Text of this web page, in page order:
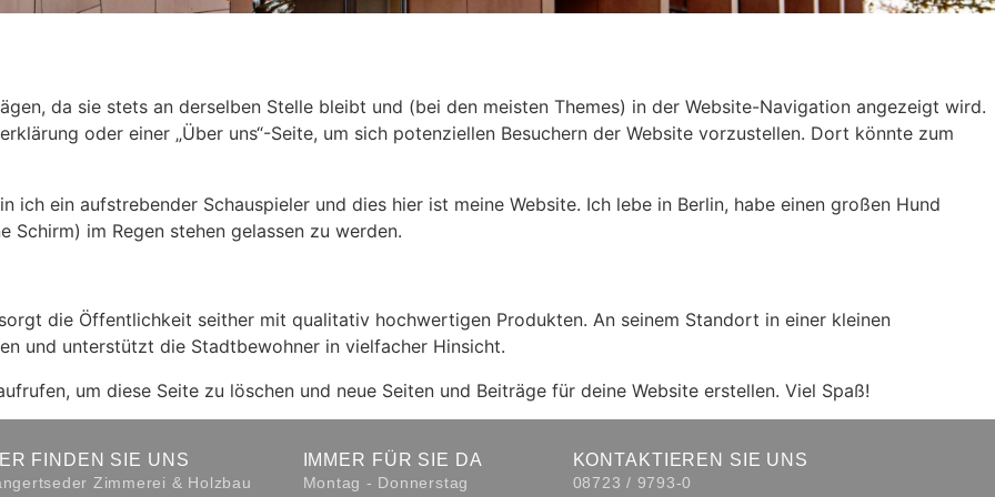
da sie stets an derselben Stelle bleibt und (bei den meisten Themes) in der Website-Navigation angezeigt wird.
oder einer „Über uns“-Seite, um sich potenziellen Besuchern der Website vorzustellen. Dort könnte zum
ich ein aufstrebender Schauspieler und dies hier ist meine Website. Ich lebe in Berlin, habe einen großen Hund
Schirm) im Regen stehen gelassen zu werden.
die Öffentlichkeit seither mit qualitativ hochwertigen Produkten. An seinem Standort in einer kleinen
und unterstützt die Stadtbewohner in vielfacher Hinsicht.
um diese Seite zu löschen und neue Seiten und Beiträge für deine Website erstellen. Viel Spaß!
FINDEN SIE UNS
Zimmerei & Holzbau
IMMER FÜR SIE DA
Montag - Donnerstag
KONTAKTIEREN SIE UNS
08723 / 9793-0